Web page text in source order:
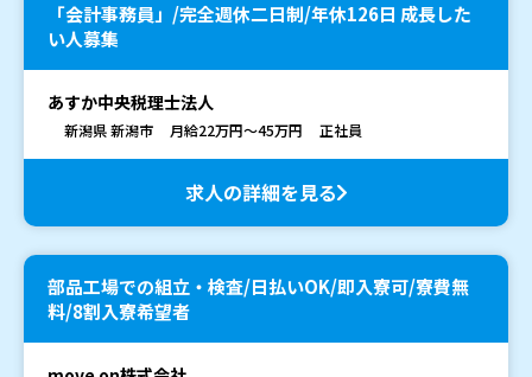
「会計事務員」/完全週休二日制/年休126日 成長した
い人募集
あすか中央税理士法人
新潟県 新潟市 月給22万円～45万円 正社員
求人の詳細を見る
部品工場での組立・検査/日払いOK/即入寮可/寮費無
料/8割入寮希望者